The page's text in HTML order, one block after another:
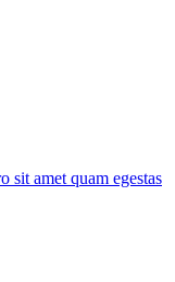
sit amet quam egestas